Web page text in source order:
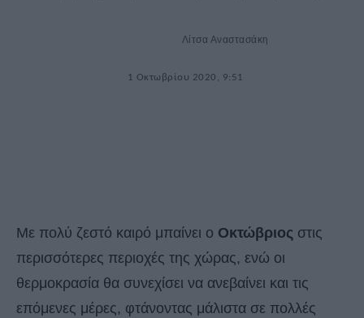
Λίτσα Αναστασάκη
1 Οκτωβρίου 2020, 9:51
Με πολύ ζεστό καιρό μπαίνει ο Οκτώβριος στις
περισσότερες περιοχές της χώρας, ενώ οι
θερμοκρασία θα συνεχίσει να ανεβαίνει και τις
επόμενες μέρες, φτάνοντας μάλιστα σε πολλές